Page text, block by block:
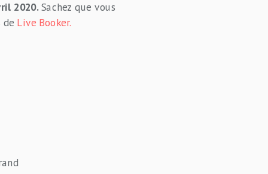
2020.Sachez que vous
de Live Booker.